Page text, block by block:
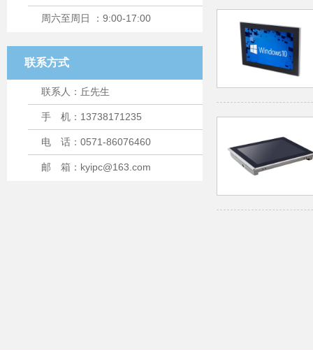
周六至周日 ：9:00-17:00
联系方式
联系人：丘先生
手 机：13738171235
电 话：0571-86076460
邮 箱：kyipc@163.com